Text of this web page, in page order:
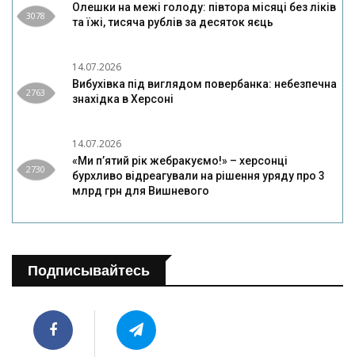
3078
Олешки на межі голоду: півтора місяці без ліків
та їжі, тисяча рублів за десяток яєць
2763
14.07.2026
Вибухівка під виглядом повербанка: небезпечна
знахідка в Херсоні
2730
14.07.2026
«Ми п’ятий рік жебракуємо!» – херсонці
бурхливо відреагували на рішення уряду про 3
млрд грн для Вишневого
Подписывайтесь